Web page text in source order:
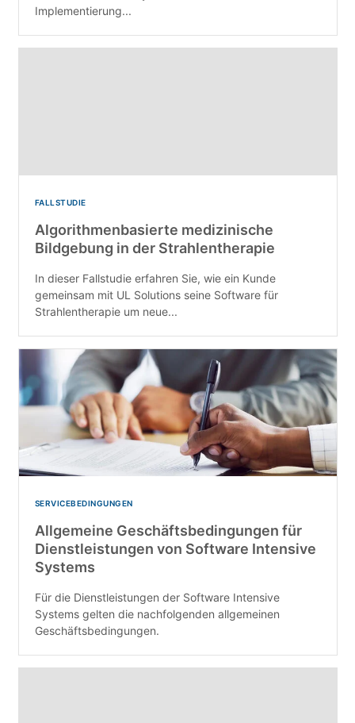
Implementierung...
FALLSTUDIE
Algorithmenbasierte medizinische
Bildgebung in der Strahlentherapie
In dieser Fallstudie erfahren Sie, wie ein Kunde
gemeinsam mit UL Solutions seine Software für
Strahlentherapie um neue...
SERVICEBEDINGUNGEN
Allgemeine Geschäftsbedingungen für
Dienstleistungen von Software Intensive
Systems
Für die Dienstleistungen der Software Intensive
Systems gelten die nachfolgenden allgemeinen
Geschäftsbedingungen.